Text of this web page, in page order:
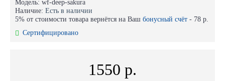
Модель: wf-deep-sakura
Наличие: Есть в наличии
5% от стоимости товара вернётся на Ваш бонусный счёт - 78 р.
Сертифицировано
1550 р.